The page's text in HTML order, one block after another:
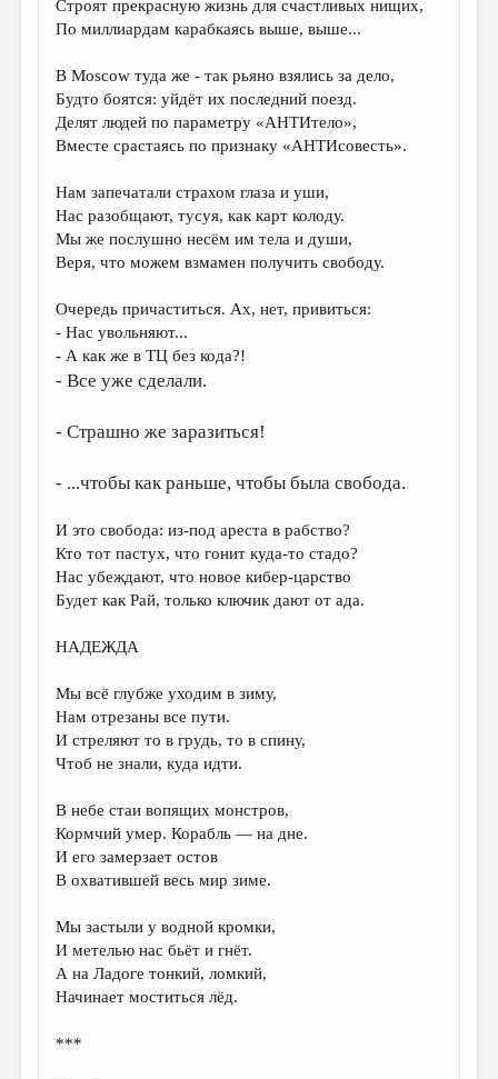
КНИЖНАЯ ПОЛКА
ОБЗОР ЛИТЕРАТУРЫ
СТРАНИЦЫ ПАМЯТИ
ОБЪЯВЛЕНИЯ
КОЛОНКА РЕДАКТОРА
РЕДКОЛЛЕГИЯ
МАЛАЯ ПРОЗА
ЭССЕИСТИКА
ЛИТЕРАТУРОВЕДЕНИЕ
КУЛЬТУРОВЕДЕНИЕ
ПУБЛИЦИСТИКА
ЦИКЛЫ ПУБЛИКАЦИЙ
ТРЕДИАКОВСКИЙ
Строят прекрасную жизнь для счастливых нищих,
По миллиардам карабкаясь выше, выше...
В Moscow туда же - так рьяно взялись за дело,
Будто боятся: уйдёт их последний поезд.
Делят людей по параметру «АНТИтело»,
Вместе срастаясь по признаку «АНТИсовесть».
Нам запечатали страхом глаза и уши,
Нас разобщают, тусуя, как карт колоду.
Мы же послушно несём им тела и души,
Веря, что можем взмамен получить свободу.
Очередь причаститься. Ах, нет, привиться:
- Нас увольняют...
- А как же в ТЦ без кода?!
- Все уже сделали.
- Страшно же заразиться!
- ...чтобы как раньше, чтобы была свобода.
И это свобода: из-под ареста в рабство?
Кто тот пастух, что гонит куда-то стадо?
Нас убеждают, что новое кибер-царство
Будет как Рай, только ключик дают от ада.
НАДЕЖДА
Мы всё глубже уходим в зиму,
Нам отрезаны все пути.
И стреляют то в грудь, то в спину,
Чтоб не знали, куда идти.
В небе стаи вопящих монстров,
Кормчий умер. Корабль — на дне.
И его замерзает остов
В охватившей весь мир зиме.
Мы застыли у водной кромки,
И метелью нас бьёт и гнёт.
А на Ладоге тонкий, ломкий,
Начинает моститься лёд.
***